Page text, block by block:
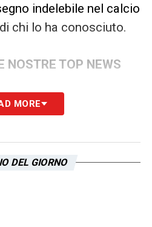
indelebile nel calcio
chi lo ha conosciuto.
NOSTRE TOP NEWS
MORE
DEL GIORNO